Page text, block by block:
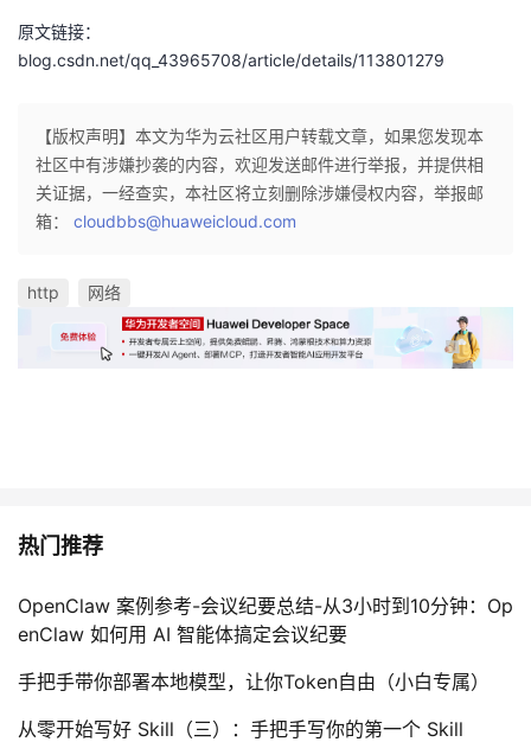
原文链接：
blog.csdn.net/qq_43965708/article/details/113801279
【版权声明】本文为华为云社区用户转载文章，如果您发现本
社区中有涉嫌抄袭的内容，欢迎发送邮件进行举报，并提供相
关证据，一经查实，本社区将立刻删除涉嫌侵权内容，举报邮
箱： cloudbbs@huaweicloud.com
http 网络
热门推荐
OpenClaw 案例参考-会议纪要总结-从3小时到10分钟：Op
enClaw 如何用 AI 智能体搞定会议纪要
手把手带你部署本地模型，让你Token自由（小白专属）
从零开始写好 Skill（三）：手把手写你的第一个 Skill